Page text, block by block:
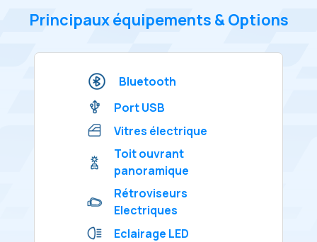
Principaux équipements & Options
Bluetooth
Port USB
Vitres électrique
Toit ouvrant
panoramique
Rétroviseurs
Electriques
Eclairage LED